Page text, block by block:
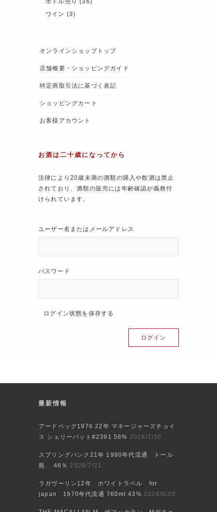
ワイン (3)
オンラインショップトップ
店舗概要・ショッピングガイド
特定商取引法に基づく表記
ショッピングカート
お客様アカウント
お酒は二十歳になってから
法律により20歳未満の酒類の購入や飲酒は禁止
されており、酒類の販売には年齢確認が義務付
けられています。
ユーザー名またはメールアドレス
パスワード
ログイン状態を保存する
最新情報
アードベッグ1976 22年 マネージャーズチョイ
ス シェリーバット#2391 56% 2026/7/30
スプリングバンク21年 1990年代流通 トール
瓶 46％ 2026/7/21
ラガヴーリン12年 ホワイトラベル for
japan 1970年代流通 760ml 43% 2026/6/20